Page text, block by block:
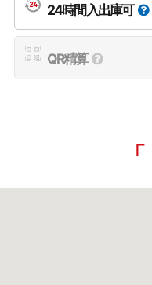
24時間入出庫可
QR精算